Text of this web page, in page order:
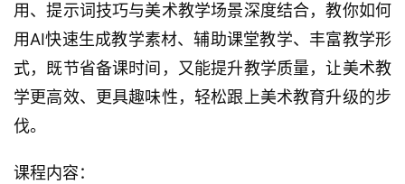
用、提示词技巧与美术教学场景深度结合，教你如何
用AI快速生成教学素材、辅助课堂教学、丰富教学形
式，既节省备课时间，又能提升教学质量，让美术教
学更高效、更具趣味性，轻松跟上美术教育升级的步
伐。
课程内容：